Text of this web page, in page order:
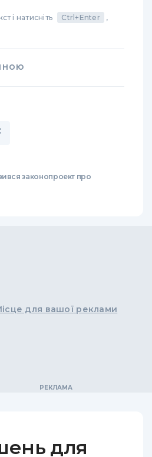
і натисніть Ctrl+Enter
,
законопроект про
для вашої реклами
для